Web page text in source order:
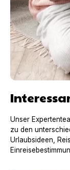
Unser
zu den
Urlaubsideen,